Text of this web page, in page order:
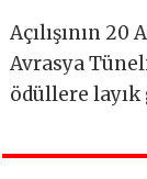
Açılışının 20
Avrasya
ödüllere